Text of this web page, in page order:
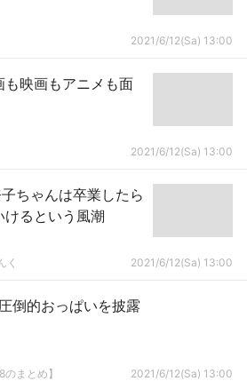
2021/6/12(Sa) 13:00
も映画もアニメも面
2021/6/12(Sa) 13:00
ちゃんは卒業したら
るという風潮
く 2021/6/12(Sa) 13:00
倒的おっぱいを披露
まとめ】 2021/6/12(Sa) 13:00